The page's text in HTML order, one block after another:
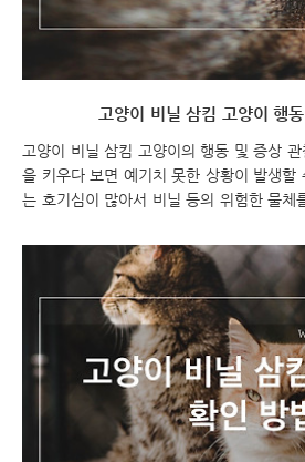
고양이 비닐 삼킴 고양이 행
고양이 비닐 삼킴 고양이의 행동 및 증상
을 키우다 보면 예기치 못한 상황이 발생할
는 호기심이 많아서 비닐 등의 위험한 물체
해야 할까요? 이번 포스팅에서는 고양이가
삼킨 후 주의해야 할 행동과 증상에 대해
닐 삼킴 후 고양이 행동 및 증상 관찰 고양
삼킴 고양이 행동 및 증상 고양이가 비닐
어떤 행동과 증상을 보일까요? 이를 파악하
지키기 위해 매우 중요합니다. 구토: 고양이
를 삼키면 위나 식도를 자극하여 구토를..